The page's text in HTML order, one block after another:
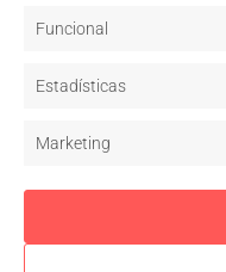
Funcional
Estadísticas
Marketing